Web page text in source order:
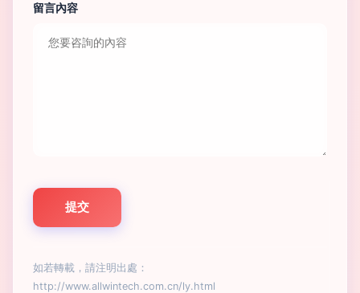
留言內容
如若轉載，請注明出處：
http://www.allwintech.com.cn/ly.html